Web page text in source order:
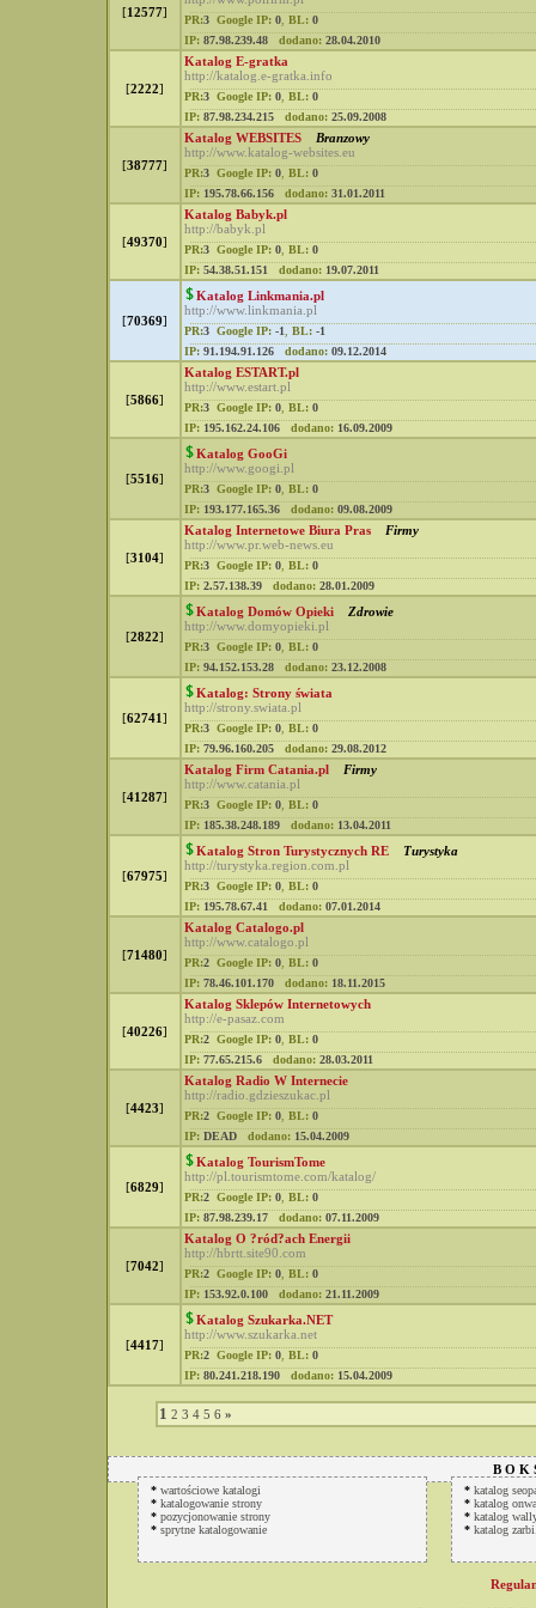
[12577]
PR:3 Google IP: 0 BL: 0
IP: 87.98.239.48 dodano: 28.04.2010
[2222]
Katalog E-gratka
http://katalog.e-gratka.info
PR:3 Google IP: 0 BL: 0
IP: 87.98.234.215 dodano: 25.09.2008
[38777]
Katalog WEBSITES
Branzowy
http://www.katalog-websites.eu
PR:3 Google IP: 0 BL: 0
IP: 195.78.66.156 dodano: 31.01.2011
[49370]
Katalog Babyk.pl
http://babyk.pl
PR:3 Google IP: 0 BL: 0
IP: 54.38.51.151 dodano: 19.07.2011
[70369]
Katalog Linkmania.pl
http://www.linkmania.pl
PR:3 Google IP: -1 BL: -1
IP: 91.194.91.126 dodano: 09.12.2014
[5866]
Katalog ESTART.pl
http://www.estart.pl
PR:3 Google IP: 0 BL: 0
IP: 195.162.24.106 dodano: 16.09.2009
[5516]
Katalog GooGi
http://www.googi.pl
PR:3 Google IP: 0 BL: 0
IP: 193.177.165.36 dodano: 09.08.2009
[3104]
Katalog Internetowe Biura Pras
Firmy
http://www.pr.web-news.eu
PR:3 Google IP: 0 BL: 0
IP: 2.57.138.39 dodano: 28.01.2009
[2822]
Katalog Domów Opieki
Zdrowie
http://www.domyopieki.pl
PR:3 Google IP: 0 BL: 0
IP: 94.152.153.28 dodano: 23.12.2008
[62741]
Katalog: Strony świata
http://strony.swiata.pl
PR:3 Google IP: 0 BL: 0
IP: 79.96.160.205 dodano: 29.08.2012
[41287]
Katalog Firm Catania.pl
Firmy
http://www.catania.pl
PR:3 Google IP: 0 BL: 0
IP: 185.38.248.189 dodano: 13.04.2011
[67975]
Katalog Stron Turystycznych RE
Turystyka
http://turystyka.region.com.pl
PR:3 Google IP: 0 BL: 0
IP: 195.78.67.41 dodano: 07.01.2014
[71480]
Katalog Catalogo.pl
http://www.catalogo.pl
PR:2 Google IP: 0 BL: 0
IP: 78.46.101.170 dodano: 18.11.2015
[40226]
Katalog Sklepów Internetowych
http://e-pasaz.com
PR:2 Google IP: 0 BL: 0
IP: 77.65.215.6 dodano: 28.03.2011
[4423]
Katalog Radio W Internecie
http://radio.gdzieszukac.pl
PR:2 Google IP: 0 BL: 0
IP: DEAD dodano: 15.04.2009
[6829]
Katalog TourismTome
http://pl.tourismtome.com/katalog/
PR:2 Google IP: 0 BL: 0
IP: 87.98.239.17 dodano: 07.11.2009
[7042]
Katalog O ?ród?ach Energii
http://hbrtt.site90.com
PR:2 Google IP: 0 BL: 0
IP: 153.92.0.100 dodano: 21.11.2009
[4417]
Katalog Szukarka.NET
http://www.szukarka.net
PR:2 Google IP: 0 BL: 0
IP: 80.241.218.190 dodano: 15.04.2009
1 2 3 4 5 6 »
B O K
* wartościowe katalogi
* katalogowanie strony
* pozycjonowanie strony
* sprytne katalogowanie
* katalog
* katalog
* katalog
* katalog